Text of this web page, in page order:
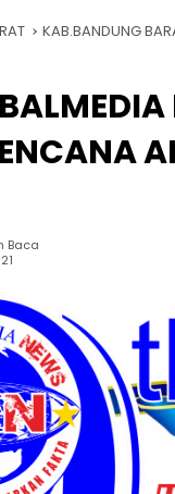
KAB.BANDUNG
Baca